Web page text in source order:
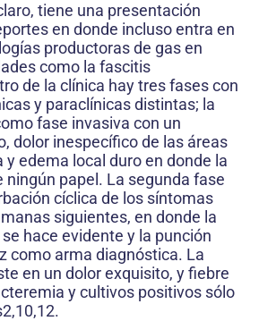
tiene una presentación
en donde incluso entra en
productoras de gas en
como la fascitis
de la clínica hay tres fases con
y paraclínicas distintas; la
fase invasiva con un
dolor inespecífico de las áreas
edema local duro en donde la
ningún papel. La segunda fase
cíclica de los síntomas
siguientes, en donde la
hace evidente y la punción
como arma diagnóstica. La
en un dolor exquisito, y fiebre
y cultivos positivos sólo